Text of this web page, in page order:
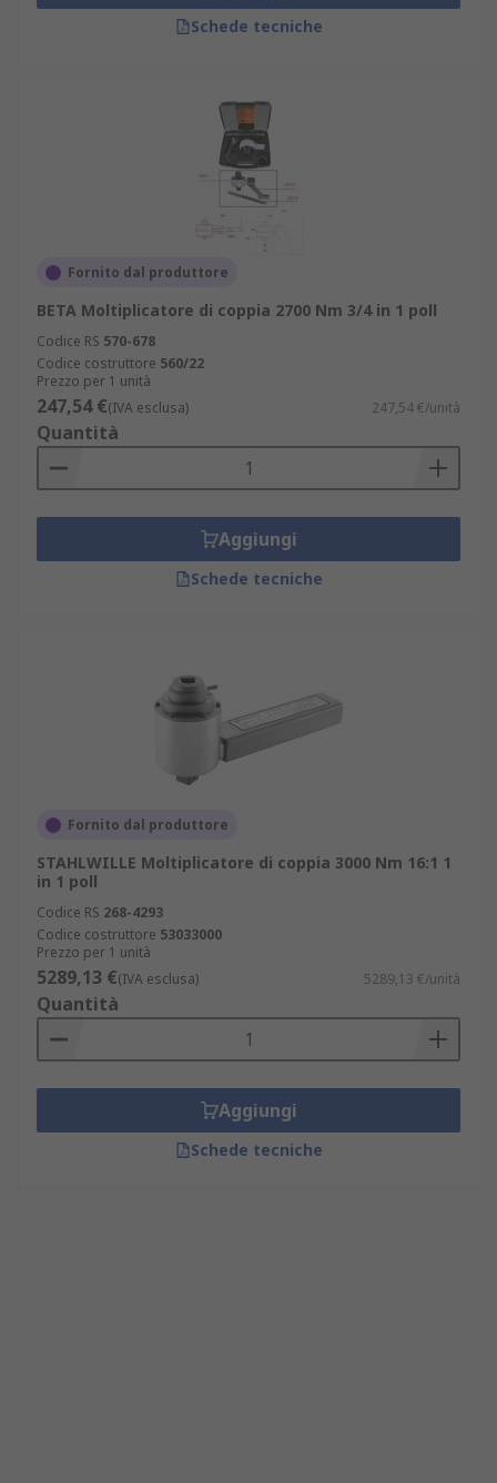
Schede tecniche
Fornito dal produttore
BETA Moltiplicatore di coppia 2700 Nm 3/4 in 1 poll
Codice RS 570-678
Codice costruttore 560/22
Prezzo per 1 unità
247,54 €(IVA esclusa) 247,54 €/unità
Quantità
Aggiungi
Schede tecniche
Fornito dal produttore
STAHLWILLE Moltiplicatore di coppia 3000 Nm 16:1 1
in 1 poll
Codice RS 268-4293
Codice costruttore 53033000
Prezzo per 1 unità
5289,13 €(IVA esclusa) 5289,13 €/unità
Quantità
Aggiungi
Schede tecniche